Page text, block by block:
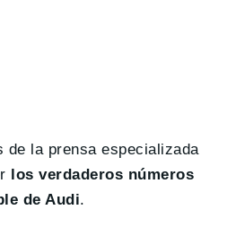
de la prensa especializada
los verdaderos números
de Audi.